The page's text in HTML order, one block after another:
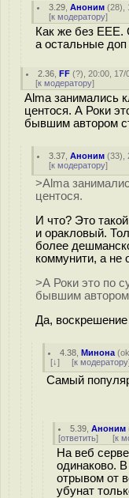
3.29 ,Аноним (28),
[к модератору]
Как же без
а остальные
2.36 ,FF (?), 20:00, 17/
[к модератору]
Alma занимались
центося. А Роки
бывшим автором
3.37 ,Аноним (33),
[к модератору]
>Alma
центося.
И что? Это
и оракловый.
более
коммунити, а не
>А Роки это по
бывшим автором
Да, воскрешение
4.38 ,Минона (
[↓] [к модератору
Самый
5.39 ,Аноним
[ответить] [к
На веб
одинаково.
отрывом от
убунат